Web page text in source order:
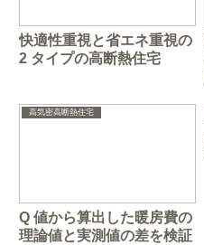
快適性重視と省エネ重視の
2 タイプの高断熱住宅
高気密高断熱住宅
Q 値から算出した暖房費の
理論値と実測値の差を検証